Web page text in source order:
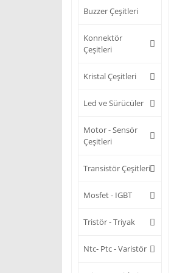
Buzzer Çeşitleri
Konnektör
Çeşitleri
Kristal Çeşitleri
Led ve Sürücüler
Motor - Sensör
Çeşitleri
Transistör Çeşitleri
Mosfet - IGBT
Tristör - Triyak
Ntc- Ptc - Varistör